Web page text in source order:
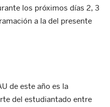
los próximos días 2, 3
a la del presente
de este año es la
del estudiantado entre